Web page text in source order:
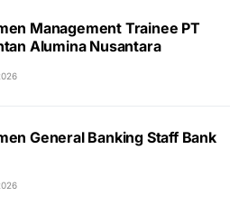
Management Trainee PT
Alumina Nusantara
General Banking Staff Bank